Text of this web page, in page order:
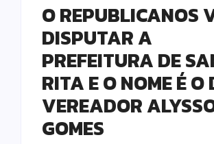
O REPUBLICANOS
DISPUTAR A
PREFEITURA DE
RITA E O NOME É O
VEREADOR
GOMES